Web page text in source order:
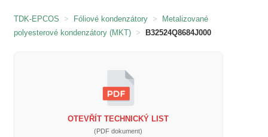
TDK-EPCOS > Fóliové kondenzátory >
Metalizované
polyesterové kondenzátory (MKT) > B32524Q8684J000
OTEVŘÍT TECHNICKÝ LIST
(PDF dokument)